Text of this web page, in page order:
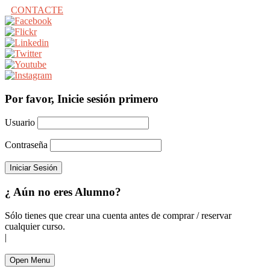
CONTACTE
Por favor, Inicie sesión primero
Usuario
Contraseña
¿ Aún no eres Alumno?
Sólo tienes que crear una cuenta antes de comprar / reservar
cualquier curso.
|
Open Menu